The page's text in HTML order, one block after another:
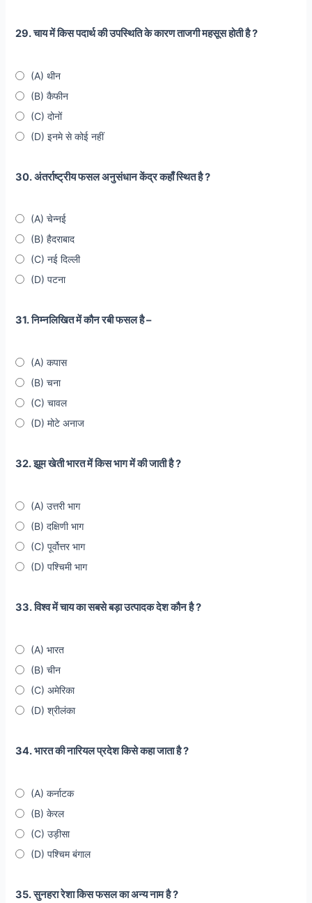
29. चाय में किस पदार्थ की उपस्थिति के कारण ताजगी महसूस होती है ?
(A) थीन
(B) कैफीन
(C) दोनों
(D) इनमे से कोई नहीं
30. अंतर्राष्ट्रीय फसल अनुसंधान केंद्र कहाँ स्थित है ?
(A) चेन्नई
(B) हैदराबाद
(C) नई दिल्ली
(D) पटना
31. निम्नलिखित में कौन रबी फसल है –
(A) कपास
(B) चना
(C) चावल
(D) मोटे अनाज
32. झूम खेती भारत में किस भाग में की जाती है ?
(A) उत्तरी भाग
(B) दक्षिणी भाग
(C) पूर्वोत्तर भाग
(D) पश्चिमी भाग
33. विश्व में चाय का सबसे बड़ा उत्पादक देश कौन है ?
(A) भारत
(B) चीन
(C) अमेरिका
(D) श्रीलंका
34. भारत की नारियल प्रदेश किसे कहा जाता है ?
(A) कर्नाटक
(B) केरल
(C) उड़ीसा
(D) पश्चिम बंगाल
35. सुनहरा रेशा किस फसल का अन्य नाम है ?